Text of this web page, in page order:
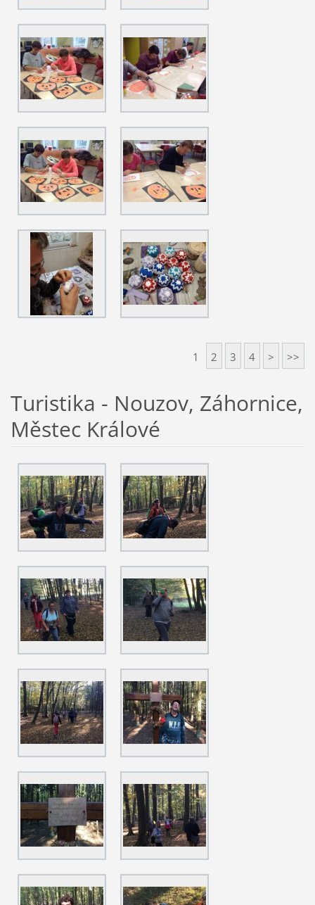
1 2 3 4 > >>
Turistika - Nouzov, Záhornice,
Městec Králové